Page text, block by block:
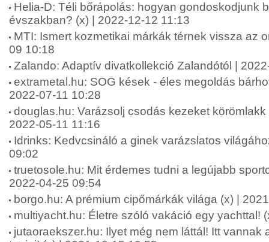
Helia-D: Téli bőrápolás: hogyan gondoskodjunk
évszakban? (x) | 2022-12-12 11:13
MTI: Ismert kozmetikai márkák térnek vissza az
09 10:18
Zalando: Adaptív divatkollekció Zalandótól |
extrametal.hu: SOG kések - éles megoldás
2022-07-11 10:28
douglas.hu: Varázsolj csodás kezeket
2022-05-11 11:16
Idrinks: Kedvcsináló a ginek varázslatos
09:02
truetosole.hu: Mit érdemes tudni a legújabb
2022-04-25 09:54
borgo.hu: A prémium cipőmárkák világa (x) |
multiyacht.hu: Életre szóló vakáció egy yachttal!
jutaoraekszer.hu: Ilyet még nem láttál! Itt vannak